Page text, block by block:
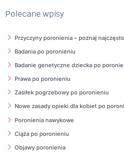
Polecane wpisy
Przyczyny poronienia – poznaj
Badania po poronieniu
Badanie genetyczne dziecka po
Prawa po poronieniu
Zasiłek pogrzebowy po poronieniu
Nowe zasady opieki dla kobiet po
Poronienia nawykowe
Ciąża po poronieniu
Objawy poronienia